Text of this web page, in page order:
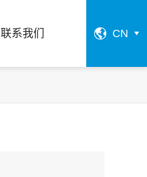
CN
联系我们